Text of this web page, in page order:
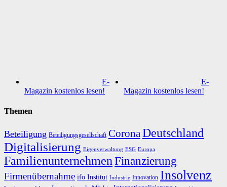
E-
Magazin kostenlos lesen!
E-
Magazin kostenlos lesen!
Themen
Beteiligung Beteiligungsgesellschaft CoronaDeutschland
Digitalisierung Eigenverwaltung ESG Europa
Familienunternehmen Finanzierung
Firmenübernahme ifo Institut Industrie Innovation Insolvenz